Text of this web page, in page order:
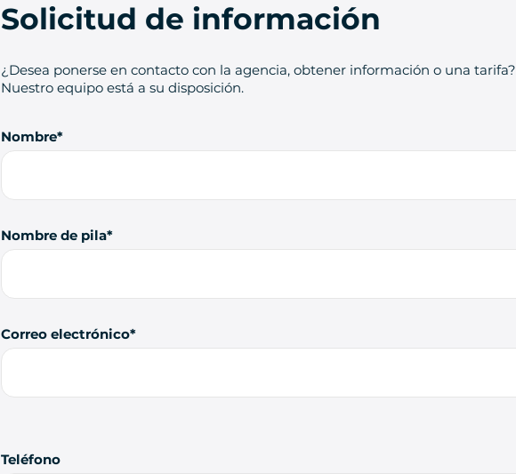
Solicitud de información
¿Desea ponerse en contacto con la agencia, obtener información o una tarifa?
Nuestro equipo está a su disposición.
Nombre
Nombre de pila
Correo electrónico
Teléfono